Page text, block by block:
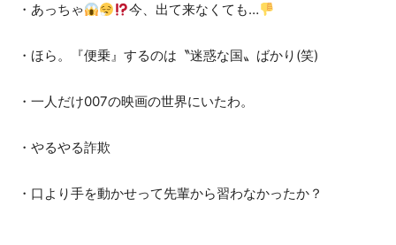
・あっちゃ 今、出て来なくても…
・ほら。『便乗』するのは〝迷惑な国〟ばかり(笑)
・一人だけ007の映画の世界にいたわ。
・やるやる詐欺
・口より手を動かせって先輩から習わなかったか？